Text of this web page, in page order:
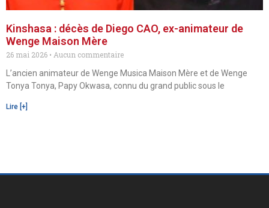
Kinshasa : décès de Diego CAO, ex-animateur de
Wenge Maison Mère
26 mai 2026
Aucun commentaire
L’ancien animateur de Wenge Musica Maison Mère et de Wenge
Tonya Tonya, Papy Okwasa, connu du grand public sous le
Lire [+]